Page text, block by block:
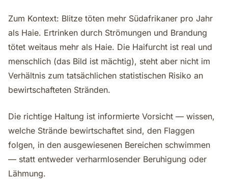
Zum Kontext: Blitze töten mehr Südafrikaner pro Jahr
als Haie. Ertrinken durch Strömungen und Brandung
tötet weitaus mehr als Haie. Die Haifurcht ist real und
menschlich (das Bild ist mächtig), steht aber nicht im
Verhältnis zum tatsächlichen statistischen Risiko an
bewirtschafteten Stränden.
Die richtige Haltung ist informierte Vorsicht — wissen,
welche Strände bewirtschaftet sind, den Flaggen
folgen, in den ausgewiesenen Bereichen schwimmen
— statt entweder verharmlosender Beruhigung oder
Lähmung.